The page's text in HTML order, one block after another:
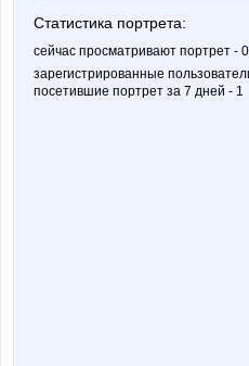
Статистика портрета:
сейчас просматривают портрет - 0
зарегистрированные
посетившие портрет за 7 дней - 1